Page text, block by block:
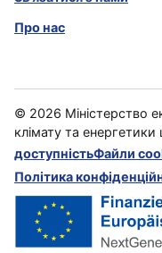
Про нас
© 2026 Міністерство
клімату та енергетики
доступністьФайли
Політика